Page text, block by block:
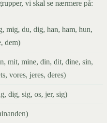
vi skal se nærmere på:
mig, du, dig, han, ham, hun,
dem)
mit, mine, din, dit, dine, sin,
vores, jeres, deres)
dig, sig, os, jer, sig)